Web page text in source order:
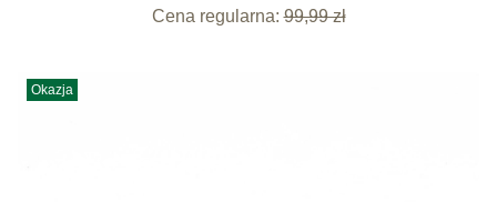
Cena regularna: 99,99 zł
Okazja